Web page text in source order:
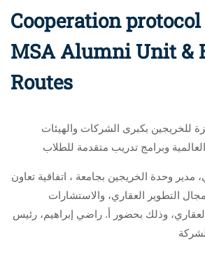
Cooperation
MSA Alumni Unit &
Routes
للخريجين بكبرى الشركات والهيئات
وبرامج تدريب متقدمة للطلاب
وحدة الخريجين بجامعة ، اتفاقية تعاون
التطوير العقاري، والاستشارات
وذلك بحضور أ. راضي إبراهيم، رئيس